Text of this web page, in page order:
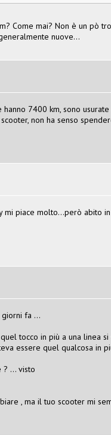
Come mai? Non è un pò
nuove...
7400 km, sono
non ha senso
piace molto...però abito
giorni fa ...
tocco in più a una linea
essere quel qualcosa in
... visto
, ma il tuo scooter mi